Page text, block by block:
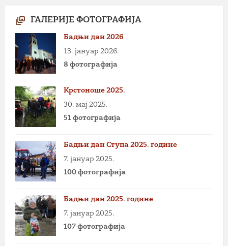
ГАЛЕРИЈЕ ФОТОГРАФИЈА
Бадњи дан 2026
13. јануар 2026.
8 фотографија
Крстоноше 2025.
30. мај 2025.
51 фотографија
Бадњи дан Ступа 2025. године
7. јануар 2025.
100 фотографија
Бадњи дан 2025. године
7. јануар 2025.
107 фотографија